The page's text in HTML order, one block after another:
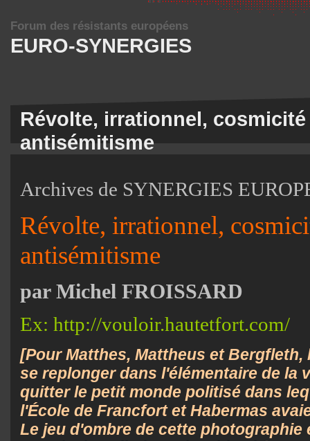
EURO-SYNERGIES
Forum des résistants européens
Révolte, irrationnel,
antisémitisme
Archives de SYNERGIES
Révolte, irrationnel,
antisémitisme
par Michel FROISSARD
Ex: http://vouloir.hautetfort.com/
[Pour Matthes, Mattheus et
se replonger dans l'élémentaire de la
quitter le petit monde politisé dans
l'École de Francfort et Habermas
Le jeu d'ombre de cette